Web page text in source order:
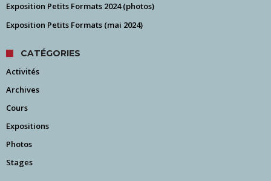
Exposition Petits Formats 2024 (photos)
Exposition Petits Formats (mai 2024)
CATÉGORIES
Activités
Archives
Cours
Expositions
Photos
Stages